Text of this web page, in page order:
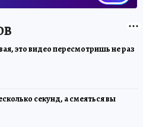
это видео пересмотришь не раз
секунд, а смеяться вы